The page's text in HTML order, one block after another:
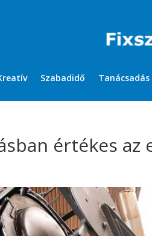
Szabadidő Tanácsadás
értékes az